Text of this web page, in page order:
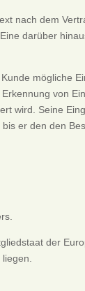
nach dem
darüber
mögliche
von
wird. Seine
er den den
der